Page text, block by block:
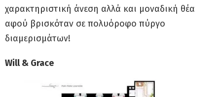
χαρακτηριστική άνεση αλλά και μοναδική θέα
αφού βρισκόταν σε πολυόροφο πύργο
διαμερισμάτων!
Will & Grace